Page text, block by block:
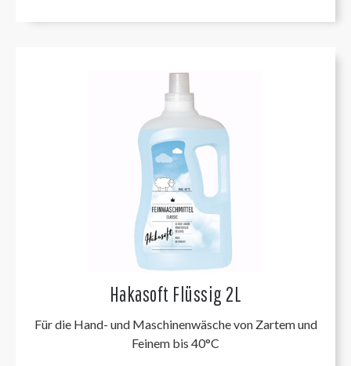
Hakasoft Flüssig 2L
Für die Hand- und Maschinenwäsche von Zartem und
Feinem bis 40°C